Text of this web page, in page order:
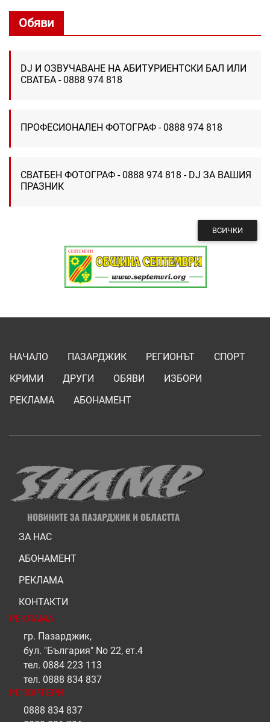
Обяви
DJ И ОЗВУЧАВАНЕ НА АБИТУРИЕНТСКИ БАЛ ИЛИ
СВАТБА - 0888 974 818
ПРОФЕСИОНАЛЕН ФОТОГРАФ - 0888 974 818
СВАТБЕН ФОТОГРАФ - 0888 974 818 - DJ ЗА ВАШИЯ
ПРАЗНИК
ВСИЧКИ
НАЧАЛО ПАЗАРДЖИК РЕГИОНЪТ
СПОРТ
КРИМИ
ДРУГИ ОБЯВИ
ИЗБОРИ
РЕКЛАМА
АБОНАМЕНТ
ЗА НАС
АБОНАМЕНТ
РЕКЛАМА
КОНТАКТИ
РЕКЛАМА
гр. Пазарджик,
бул. "България" No 22, ет.4
тел. 0884 223 113
тел. 0888 834 837
РЕПОРТЕРИ
0888 834 837